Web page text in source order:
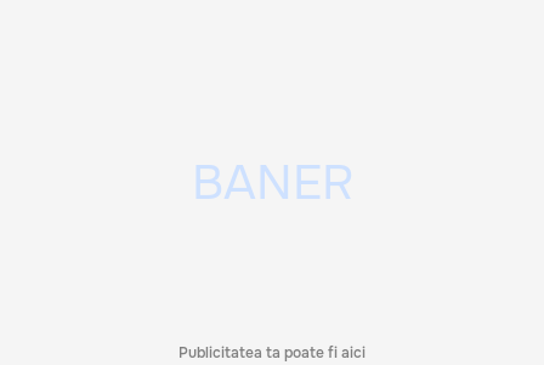
Publicitatea ta poate fi aici